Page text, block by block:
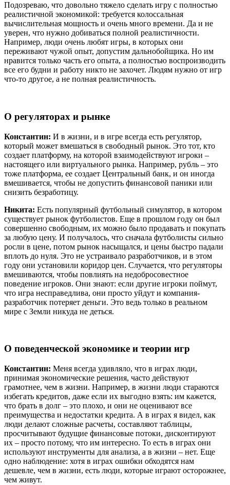
Подозреваю, что довольно тяжело сделать игру с полностью
реалистичной экономикой: требуется колоссальная
вычислительная мощность и очень много времени. Да и не
уверен, что нужно добиваться полной реалистичности.
Например, люди очень любят игры, в которых они
переживают чужой опыт, допустим дальнобойщика. Но им
нравится только часть его опыта, а полностью воспроизводить
все его будни и работу никто не захочет. Людям нужно от игр
что-то другое, а не полная реалистичность.
О регуляторах и рынке
Константин: И в жизни, и в игре всегда есть регулятор,
который может вмешаться в свободный рынок. Это тот, кто
создает платформу, на которой взаимодействуют игроки –
настоящего или виртуального рынка. Например, рубль – это
тоже платформа, ее создает Центральный банк, и он иногда
вмешивается, чтобы не допустить финансовой паники или
снизить безработицу.
Никита: Есть популярный футбольный симулятор, в котором
существует рынок футболистов. Еще в прошлом году он был
совершенно свободным, их можно было продавать и покупать
за любую цену. И получалось, что сначала футболисты сильно
росли в цене, потом рынок насыщался, и цены быстро падали
вплоть до нуля. Это не устраивало разработчиков, и в этом
году они установили коридор цен. Случается, что регуляторы
вмешиваются, чтобы повлиять на недобросовестное
поведение игроков. Они знают: если другие игроки поймут,
что игра несправедлива, они просто уйдут и компания-
разработчик потеряет деньги. Это ведь только в реальном
мире с Земли никуда не деться.
О поведенческой экономике и теории игр
Константин: Меня всегда удивляло, что в играх люди,
принимая экономические решения, часто действуют
грамотнее, чем в жизни. Например, в жизни люди стараются
избегать кредитов, даже если их выгодно взять: им кажется,
что брать в долг – это плохо, и они не оценивают все
преимущества и недостатки кредита. А в играх я видел, как
люди делают сложные расчеты, составляют таблицы,
просчитывают будущие финансовые потоки, дисконтируют
их – просто потому, что им интересно. То есть в играх они
используют инструменты для анализа, а в жизни – нет. Еще
одно наблюдение: хотя в играх ошибки обходятся нам
дешевле, чем в жизни, есть люди, которые играют осторожнее,
чем живут.